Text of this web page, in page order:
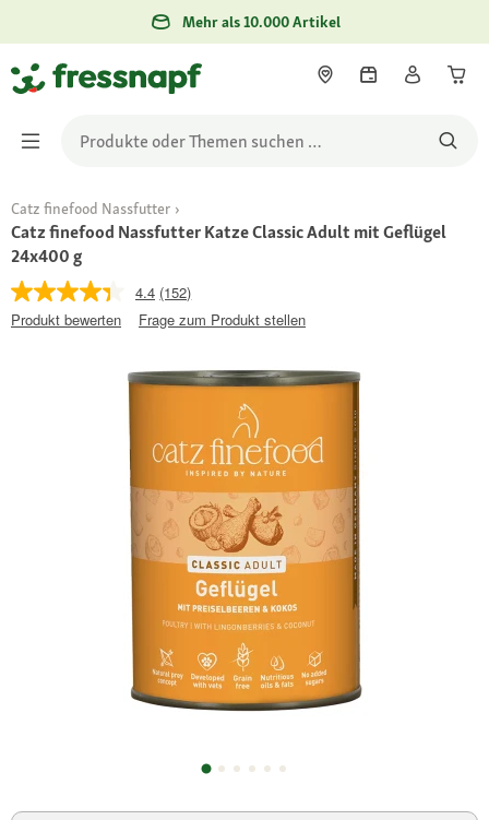
Mehr als 10.000 Artikel
Catz finefood Nassfutter
Catz finefood Nassfutter Katze Classic Adult mit Geflügel
24x400 g
4.4 (152)
Produkt bewerten
Frage zum Produkt stellen